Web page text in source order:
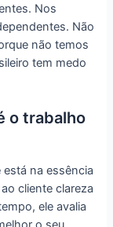
Nos
Não
não temos
tem medo
o trabalho
na essência
cliente clareza
ele avalia